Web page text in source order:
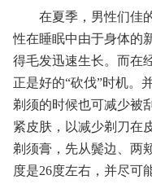
在夏季，男性们佳
性在睡眠中由于身体的
得毛发迅速生长。而在
正是好的“砍伐”时机。
剃须的时候也可减少被
紧皮肤，以减少剃刀在
剃须膏，先从鬓边、两
度是26度左右，并尽可